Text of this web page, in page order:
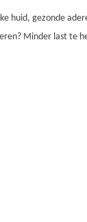
huid, gezonde
Minder last te